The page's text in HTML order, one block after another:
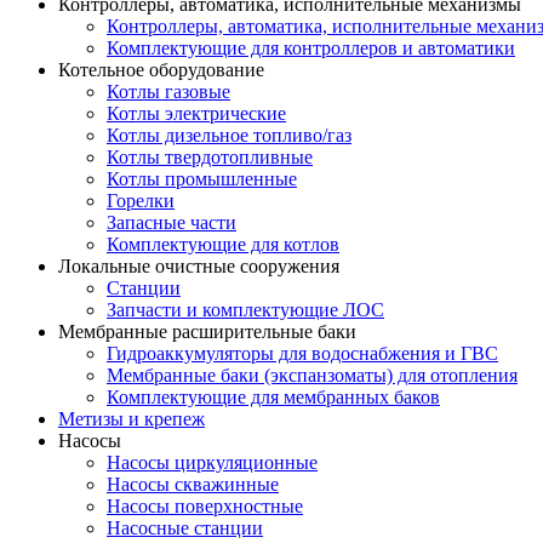
Контроллеры, автоматика, исполнительные механизмы
Контроллеры, автоматика, исполнительные
Комплектующие для контроллеров и автоматики
Котельное оборудование
Котлы газовые
Котлы электрические
Котлы дизельное топливо/газ
Котлы твердотопливные
Котлы промышленные
Горелки
Запасные части
Комплектующие для котлов
Локальные очистные сооружения
Станции
Запчасти и комплектующие ЛОС
Мембранные расширительные баки
Гидроаккумуляторы для водоснабжения и ГВС
Мембранные баки (экспанзоматы) для отопления
Комплектующие для мембранных баков
Метизы и крепеж
Насосы
Насосы циркуляционные
Насосы скважинные
Насосы поверхностные
Насосные станции